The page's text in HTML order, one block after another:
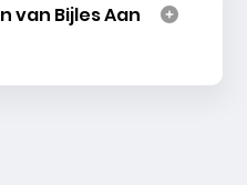
van Bijles Aan